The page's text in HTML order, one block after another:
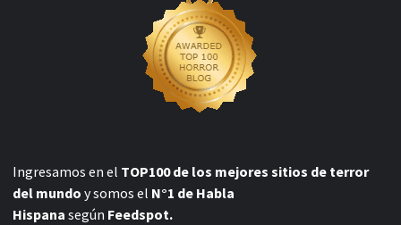
Ingresamos en el TOP100 de los mejores sitios de terror
del mundo y somos el N°1 de Habla
Hispana según Feedspot.